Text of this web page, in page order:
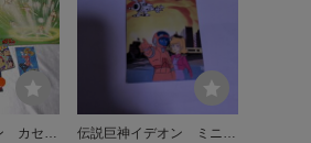
カセッ
伝説巨神イデオン ミニカ